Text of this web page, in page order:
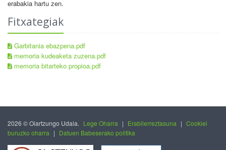
erabakia hartu zen.
Fitxategiak
Garbitania ebazpena.pdf
memoria kudeaketa zuzena.pdf
memoria bitarteko propioa.pdf
2026 © Oiartzungo Udala. Lege Oharra | Erabilerreztasuna | Cookiei
buruzko oharra | Datuen Babeserako politika